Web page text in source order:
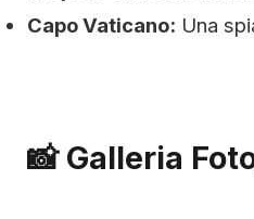
Capo Vaticano: Una
📸 Galleria